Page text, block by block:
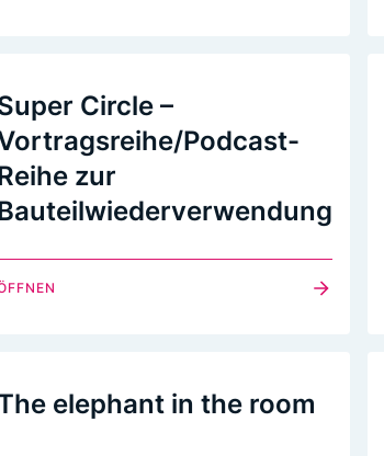
Circle –
Podcast-
zur
elephant in the room